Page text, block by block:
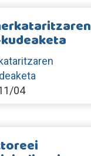
04